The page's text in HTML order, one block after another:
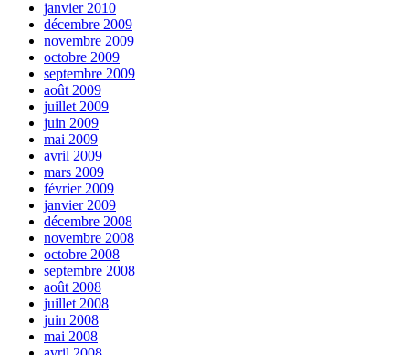
janvier 2010
décembre 2009
novembre 2009
octobre 2009
septembre 2009
août 2009
juillet 2009
juin 2009
mai 2009
avril 2009
mars 2009
février 2009
janvier 2009
décembre 2008
novembre 2008
octobre 2008
septembre 2008
août 2008
juillet 2008
juin 2008
mai 2008